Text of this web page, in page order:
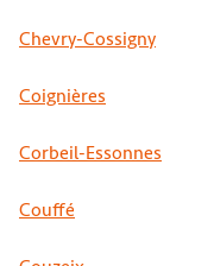
Chevry-Cossigny
Coignières
Corbeil-Essonnes
Couffé